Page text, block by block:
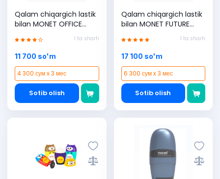
Qalam chiqargich lastik
bilan MONET OFFICE
2ES004, Pink, (1 dona)
1 ta sharh
11 700 so'm
4 300 сум x 3 мес
Sotib olish
Qalam chiqargich lastik
bilan MONET FUTURE
2ES006, Green, (1 dona)
1 ta sharh
17 100 so'm
6 300 сум x 3 мес
Sotib olish